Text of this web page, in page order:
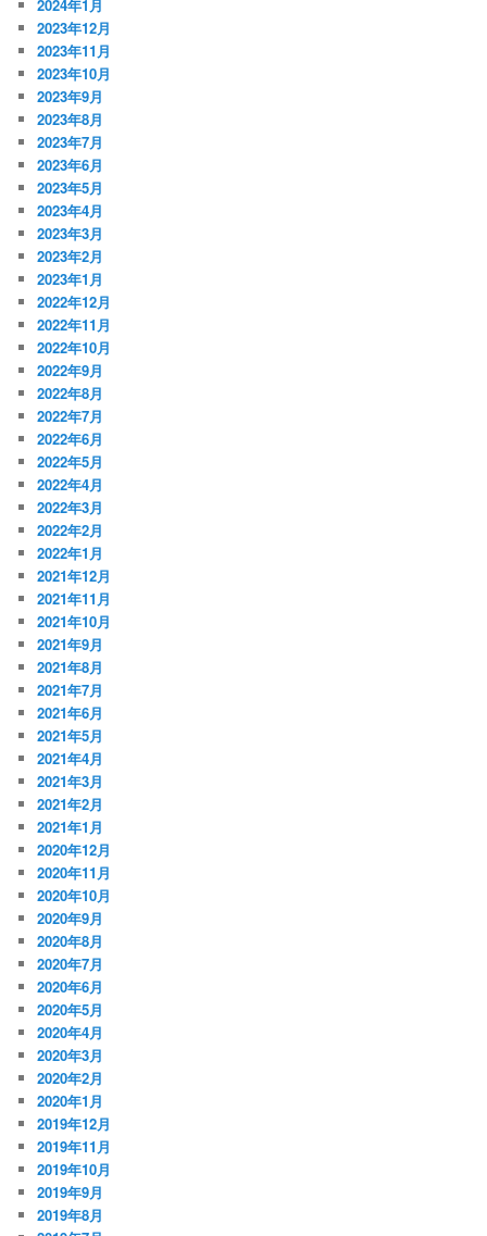
2024年1月
2023年12月
2023年11月
2023年10月
2023年9月
2023年8月
2023年7月
2023年6月
2023年5月
2023年4月
2023年3月
2023年2月
2023年1月
2022年12月
2022年11月
2022年10月
2022年9月
2022年8月
2022年7月
2022年6月
2022年5月
2022年4月
2022年3月
2022年2月
2022年1月
2021年12月
2021年11月
2021年10月
2021年9月
2021年8月
2021年7月
2021年6月
2021年5月
2021年4月
2021年3月
2021年2月
2021年1月
2020年12月
2020年11月
2020年10月
2020年9月
2020年8月
2020年7月
2020年6月
2020年5月
2020年4月
2020年3月
2020年2月
2020年1月
2019年12月
2019年11月
2019年10月
2019年9月
2019年8月